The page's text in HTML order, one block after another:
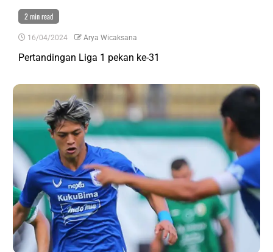
2 min read
16/04/2024 Arya Wicaksana
Pertandingan Liga 1 pekan ke-31